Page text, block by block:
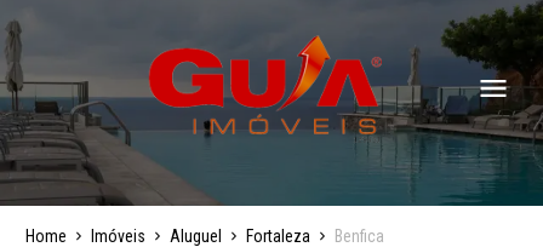
Home Imóveis Aluguel Fortaleza Benfica